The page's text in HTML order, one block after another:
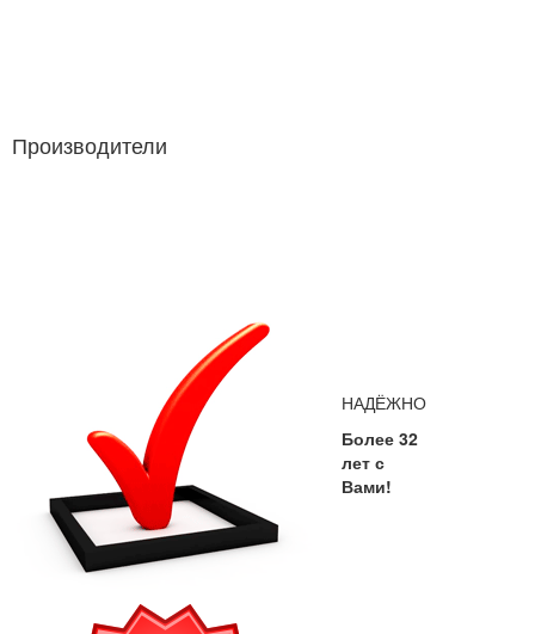
Производители
НАДЁЖНО
Более 32
лет с
Вами!